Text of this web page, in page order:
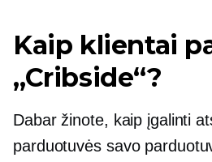
Kaip klientai
„Cribside“?
Dabar žinote, kaip įgalinti
parduotuvės savo